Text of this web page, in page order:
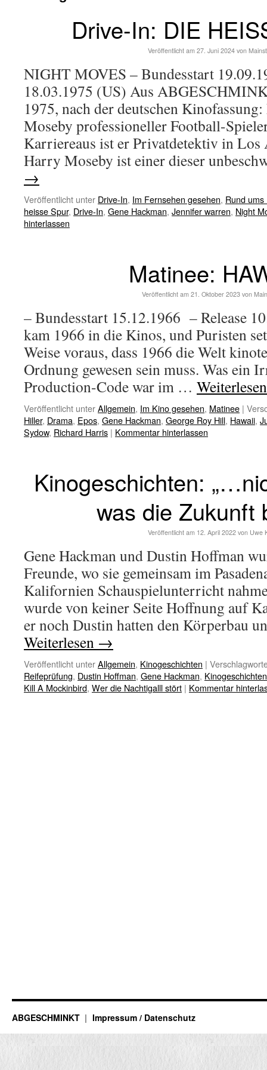
Drive-In: DIE
Veröffentlicht am 27. Juni 2024 von
NIGHT MOVES – Bundesstart
18.03.1975 (US) Aus
1975, nach der deutschen
Moseby professioneller Football-
Karriereaus ist er Privatdetektiv in Los
Harry Moseby ist einer dieser
→
Veröffentlicht unter Drive-In, Im Fernsehen gesehen, Rund ums
heisse Spur, Drive-In, Gene Hackman, Jennifer warren, Night
hinterlassen
Matinee:
Veröffentlicht am 21. Oktober 2023 von
– Bundesstart 15.12.1966 – Release
kam 1966 in die Kinos, und Puristen
Weise voraus, dass 1966 die Welt
Ordnung gewesen sein muss. Was ein
Production-Code war im …
Veröffentlicht unterAllgemein, Im Kino gesehen, Matinee |
Hiller, Drama, Epos, Gene Hackman, George Roy Hill, Hawaii,
Sydow, Richard Harris | Kommentar hinterlassen
Kinogeschichten:
was die Zukunft
Veröffentlicht am 12. April 2022 von Uwe
Gene Hackman und Dustin Hoffman
Freunde, wo sie gemeinsam im
Kalifornien Schauspielunterricht
wurde von keiner Seite Hoffnung auf
er noch Dustin hatten den Körperbau
Weiterlesen →
Veröffentlicht unterAllgemein, Kinogeschichten |
Reifeprüfung, Dustin Hoffman, Gene Hackman, Kinogeschichten
Kill A Mockinbird, Wer die Nachtigalll stört | Kommentar
ABGESCHMINKT Impressum / Datenschutz